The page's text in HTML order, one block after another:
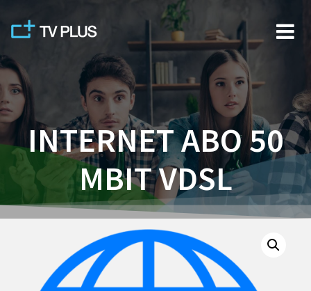
Skip
content
INTERNET ABO 50
MBIT VDSL